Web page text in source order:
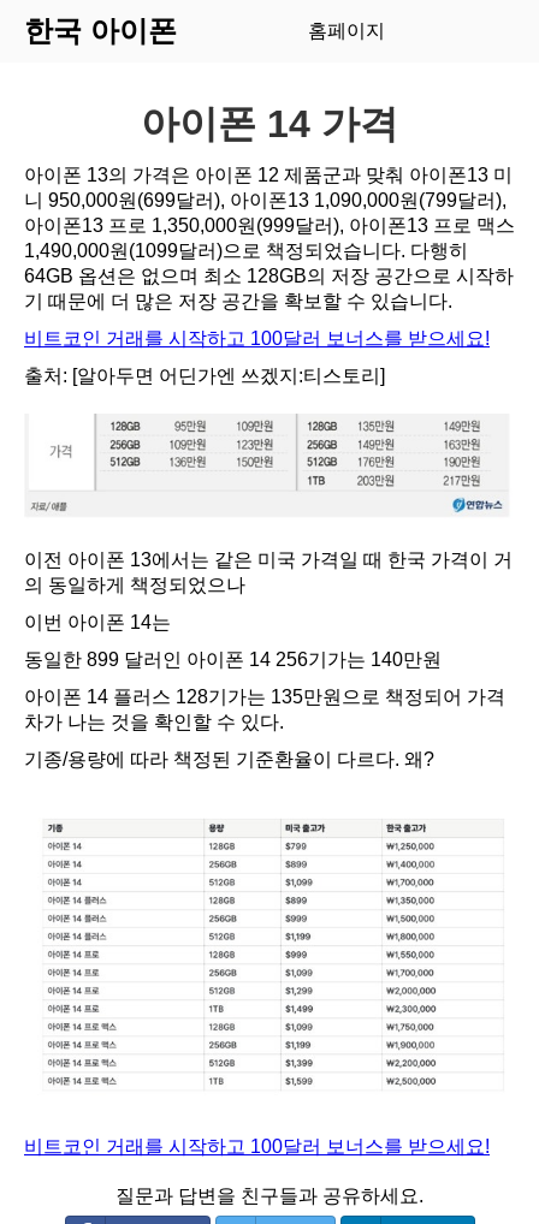
한국 아이폰 홈페이지
아이폰 14 가격
아이폰 13의 가격은 아이폰 12 제품군과 맞춰 아이폰13 미
니 950,000원(699달러), 아이폰13 1,090,000원(799달러),
아이폰13 프로 1,350,000원(999달러), 아이폰13 프로 맥스
1,490,000원(1099달러)으로 책정되었습니다. 다행히
64GB 옵션은 없으며 최소 128GB의 저장 공간으로 시작하
기 때문에 더 많은 저장 공간을 확보할 수 있습니다.
비트코인 거래를 시작하고 100달러 보너스를 받으세요!
출처: [알아두면 어딘가엔 쓰겠지:티스토리]
이전 아이폰 13에서는 같은 미국 가격일 때 한국 가격이 거
의 동일하게 책정되었으나
이번 아이폰 14는
동일한 899 달러인 아이폰 14 256기가는 140만원
아이폰 14 플러스 128기가는 135만원으로 책정되어 가격
차가 나는 것을 확인할 수 있다.
기종/용량에 따라 책정된 기준환율이 다르다. 왜?
비트코인 거래를 시작하고 100달러 보너스를 받으세요!
질문과 답변을 친구들과 공유하세요.